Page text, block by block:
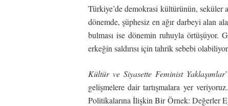
Türkiye’de demokrasi kültürünün, seküler
dönemde, şüphesiz en ağır darbeyi alan
bulması ise dönemin ruhuyla örtüşüyor.
erkeğin saldırısı için tahrik sebebi
Kültür ve Siyasette Feminist Yaklaşımlar
gelişmelere dair tartışmalara yer
Politikalarına İlişkin Bir Örnek: Değerler